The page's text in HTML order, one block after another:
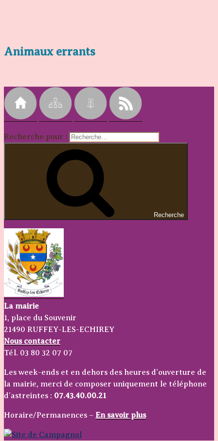
Animaux errants
Recherche pour :
Recherche
La mairie
1, place du Souvenir
21490 RUFFEY-LES-ECHIREY
Nous contacter
Tél. 03 80 32 07 07
Les week-ends et en dehors des heures d’ouverture de
la mairie, merci de composer uniquement le téléphone
d’astreintes : 07.43.40.00.21
Horaire/Permanences – En savoir plus